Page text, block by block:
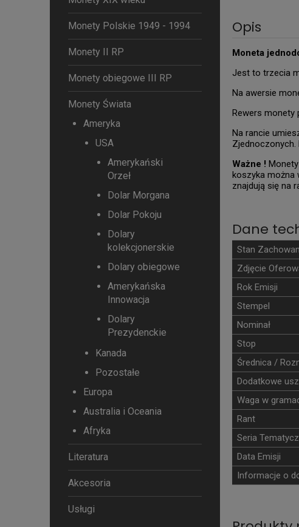
Monety Polskie 1949 - 1994
Monety II RP
Monety obiegowe III RP
Monety Świata
Ameryka
USA
Amerykański
Orzeł
Dolar Morgana
Dolar Pokoju
Dolary
kolekcjonerskie
Dolary obiegowe
Amerykańska
Innowacja
Dolary
Prezydenckie
Kanada
Pozostałe
Europa
Australia i Oceania
Afryka
Literatura
Akcesoria
Usługi
Opis
Moneta
Jest to trzecia
Na awersie
Rewers monety
Na rancie
Ważne !
koszyka można
znajdują się na
Dane
Stan
Zdjęcie
Rok Emisji
Stempel
Nominał
Stop
Średnica /
Dodatkowe
Waga w
Rant
Seria
Data Emisji
Informacje o